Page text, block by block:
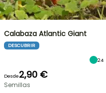
Calabaza Atlantic Giant
DESCUBRIR
24
Desde2,90 €
Semillas